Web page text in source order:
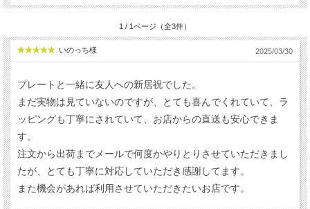
1 / 1ページ（全3件）
いのっち様 2025/03/30
プレートと一緒に友人への新居祝でした。
まだ実物は見ていないのですが、とても喜んでくれていて、ラ
ッピングも丁寧にされていて、お店からの直送も安心できま
す。
注文から出荷までメールで何度かやりとりさせていただきまし
たが、とても丁寧に対応していただき感謝してます。
また機会があれば利用させていただきたいお店です。